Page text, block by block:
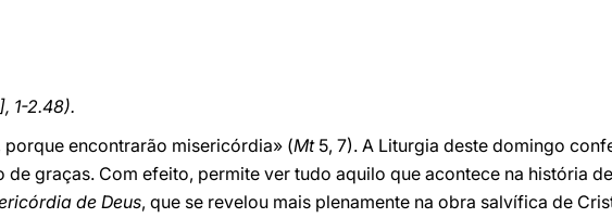
1-2.48).
encontrarão misericórdia» (Mt5, 7). A Liturgia deste domingo
de graças. Com efeito, permite ver tudo aquilo que acontece na história
de Deus, que se revelou mais plenamente na obra salvífica de